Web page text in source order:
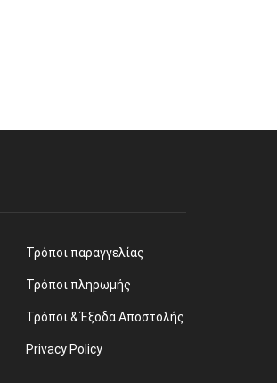
Τρόποι παραγγελίας
Τρόποι πληρωμής
Τρόποι & Έξοδα Αποστολής
Privacy Policy